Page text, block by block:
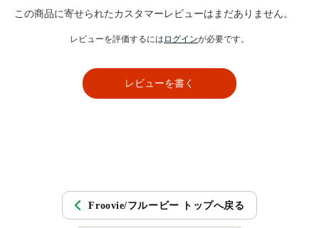
この商品に寄せられたカスタマーレビューはまだありません。
レビューを評価するには ログインが必要です。
レビューを書く
Froovie/フルービー トップへ戻る